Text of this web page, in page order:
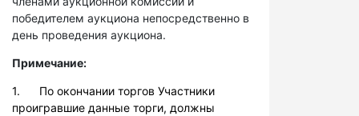
победителем аукциона непосредственно в
день проведения аукциона.
Примечание:
1. По окончании торгов Участники
проигравшие данные торги, должны